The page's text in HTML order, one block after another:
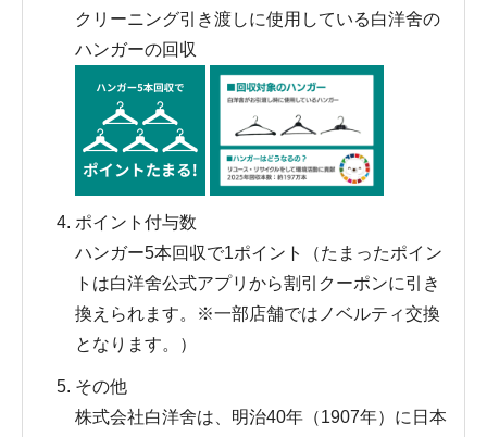
クリーニング引き渡しに使用している白洋舍の
ハンガーの回収
ポイント付与数
ハンガー5本回収で1ポイント（たまったポイン
トは白洋舍公式アプリから割引クーポンに引き
換えられます。※一部店舗ではノベルティ交換
となります。）
その他
株式会社白洋舍は、明治40年（1907年）に日本